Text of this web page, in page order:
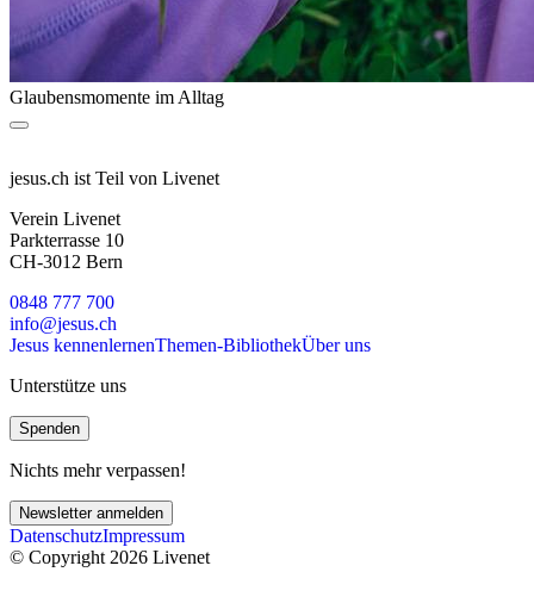
Glaubensmomente im Alltag
jesus.ch ist Teil von Livenet
Verein Livenet
Parkterrasse 10
CH-3012 Bern
0848 777 700
info@jesus.ch
Jesus kennenlernenThemen-BibliothekÜber uns
Unterstütze uns
Spenden
Nichts mehr verpassen!
Newsletter anmelden
DatenschutzImpressum
© Copyright 2026 Livenet